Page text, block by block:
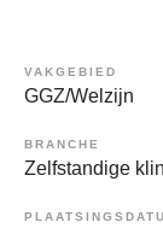
VAKGEBIED
GGZ/Welzijn
BRANCHE
Zelfstandige